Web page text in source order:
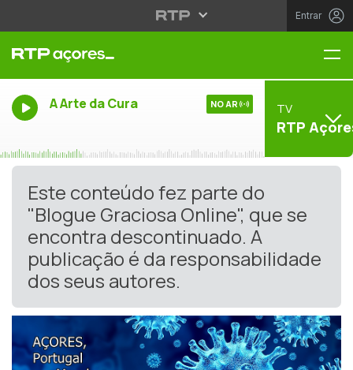
Entrar
A Arte da Cura NO AR TV
RTP
Este conteúdo fez parte do
"Blogue Graciosa Online", que se
encontra descontinuado. A
publicação é da responsabilidade
dos seus autores.